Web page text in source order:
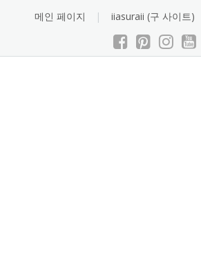
메인 페이지 iiasuraii (구 사이트)